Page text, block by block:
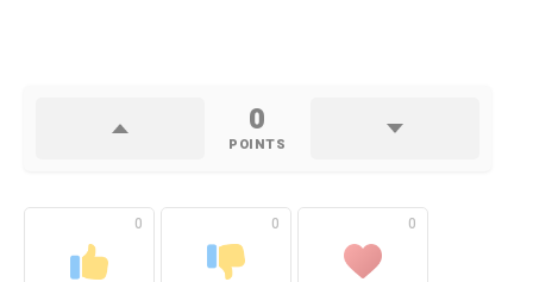
0
POINTS
0 0 0